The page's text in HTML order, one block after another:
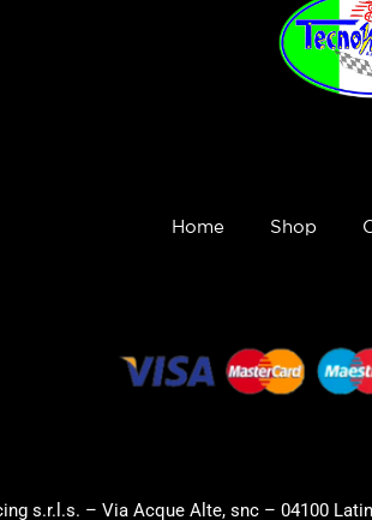
Home Shop
s.r.l.s. – Via Acque Alte, snc – 04100